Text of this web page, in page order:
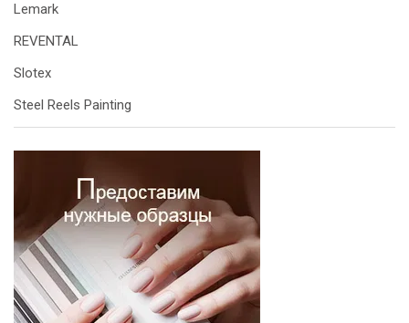
Lemark
REVENTAL
Slotex
Steel Reels Painting